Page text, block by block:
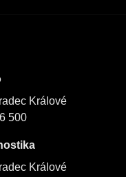
Králové
500
Králové